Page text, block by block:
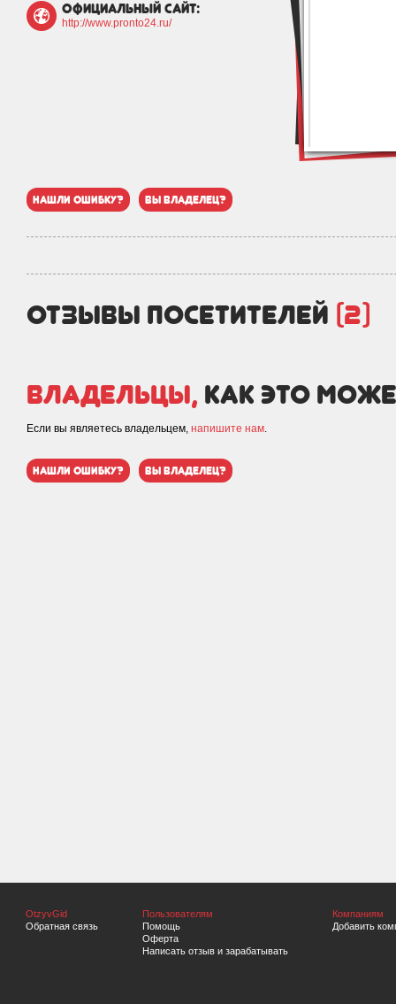
официальный сайт:
http://www.pronto24.ru/
нашли ошибку? вы владелец?
отзывы посетителей (2)
Владельцы, как это
Если вы являетесь владельцем, напишите нам.
нашли ошибку? вы владелец?
OtzyvGid
Обратная связь
Пользователям
Помощь
Оферта
Написать отзыв и зарабатывать
Компаниям
Добавить